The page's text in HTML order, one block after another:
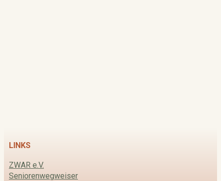
LINKS
ZWAR e.V.
Seniorenwegweiser